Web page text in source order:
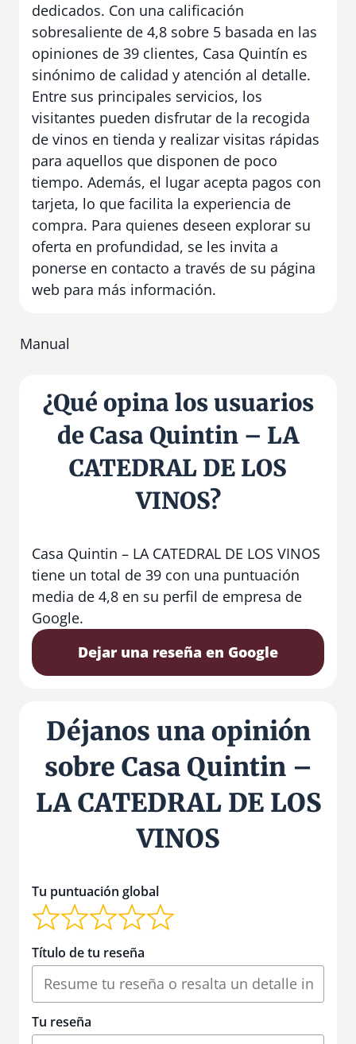
dedicados. Con una calificación
sobresaliente de 4,8 sobre 5 basada en las
opiniones de 39 clientes, Casa Quintín es
sinónimo de calidad y atención al detalle.
Entre sus principales servicios, los
visitantes pueden disfrutar de la recogida
de vinos en tienda y realizar visitas rápidas
para aquellos que disponen de poco
tiempo. Además, el lugar acepta pagos con
tarjeta, lo que facilita la experiencia de
compra. Para quienes deseen explorar su
oferta en profundidad, se les invita a
ponerse en contacto a través de su página
web para más información.
Manual
¿Qué opina los usuarios
de Casa Quintin – LA
CATEDRAL DE LOS
VINOS?
Casa Quintin – LA CATEDRAL DE LOS VINOS
tiene un total de 39 con una puntuación
media de 4,8 en su perfil de empresa de
Google.
Dejar una reseña en Google
Déjanos una opinión
sobre Casa Quintin –
LA CATEDRAL DE LOS
VINOS
Tu puntuación global
Título de tu reseña
Tu reseña